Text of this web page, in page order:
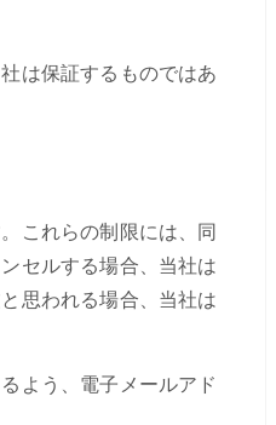
は保証するものではあ
これらの制限には、同
セルする場合、当社は
思われる場合、当社は
よう、電子メールアド